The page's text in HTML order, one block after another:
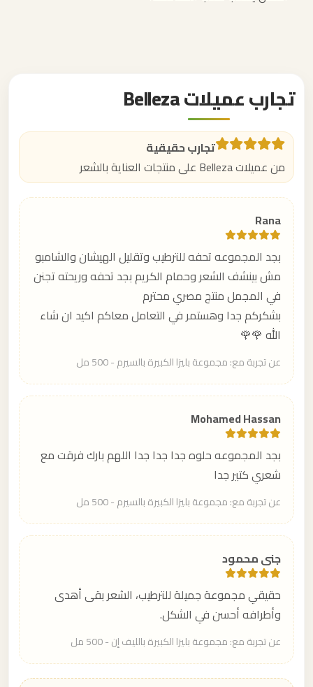
تجارب عميلات Belleza
تجارب حقيقية
من عميلات Belleza على منتجات العناية بالشعر
Rana
بجد المجموعه تحفه للترطيب وتقليل الهيشان والشامبو
مش بينشف الشعر وحمام الكريم بجد تحفه وريحته تجنن
في المجمل منتج مصري محترم
بشكركم جدا وهستمر في التعامل معاكم اكيد ان شاء
الله 🌹🌹
عن تجربة مع: مجموعة بليزا الكبيرة بالسيرم - 500 مل
Mohamed Hassan
بجد المجموعه حلوه جدا جدا جدا اللهم بارك فرقت مع
شعري كتير جدا
عن تجربة مع: مجموعة بليزا الكبيرة بالسيرم - 500 مل
جنى محمود
حقيقي مجموعة جميلة للترطيب، الشعر بقى أهدى
وأطرافه أحسن في الشكل.
عن تجربة مع: مجموعة بليزا الكبيرة بالليف إن - 500 مل